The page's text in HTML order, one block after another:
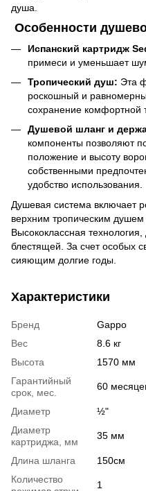
душа.
Особенности
Испанский картридж
примеси и уменьшает
Тропический душ: Эта
роскошный и
сохранение комфортной
Душевой шланг и
компоненты позволяют
положение и высоту
собственными
удобство использования.
Душевая система включает
верхним тропическим
Высококлассная
блестящей. За счет особых
сияющим долгие годы.
Характеристики
Бренд
Gappo
Вес
8.6 кг
Высота
1570 мм
Гарантийный
срок, мес.
60
Диаметр
½"
Диаметр
картриджа, мм
35 мм
Длина шланга
150см
Количество
1